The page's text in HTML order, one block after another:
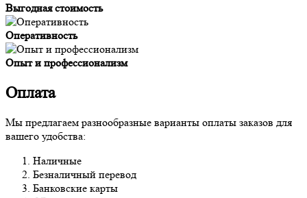
Выгодная стоимость
Оперативность
Опыт и профессионализм
Оплата
Мы предлагаем разнообразные варианты оплаты заказов для
вашего удобства:
Наличные
Безналичный перевод
Банковские карты